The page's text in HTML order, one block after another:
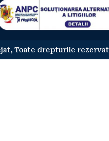
Toate drepturile